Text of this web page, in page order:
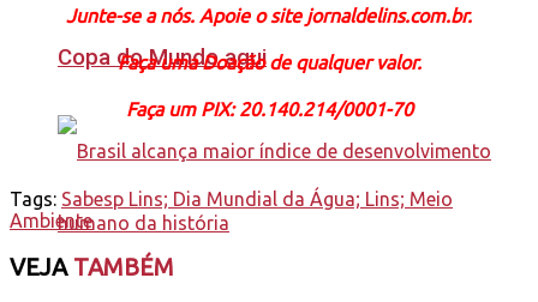
Copa do Mundo aqui
Junte-se a nós. Apoie o site jornaldelins.com.br.
Faça uma Doação de qualquer valor.
Faça um PIX: 20.140.214/0001-70
Tags: Sabesp Lins; Dia Mundial da Água; Lins; Meio
Ambiente
VEJATAMBÉM